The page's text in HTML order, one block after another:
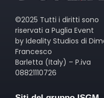
©2025 Tutti i diritti sono
riservati a Puglia Event
by Ideality Studios di
Francesco
Barletta (Italy) – P.iva
08821110726